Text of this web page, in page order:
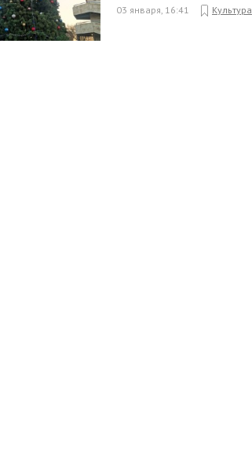
03 января, 16:41 Культура